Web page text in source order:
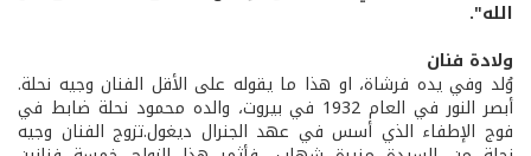
الله".
ولادة فنان
وُلد وفي يده فرشاة، او هذا ما يقوله على الأقل الفنان وجيه نحلة.
أبصر النور في العام 1932 في بيروت، والده محمود نحلة ضابط في
فوج الإطفاء الذي أسس في عهد الجنرال ديغول.تزوج الفنان وجيه